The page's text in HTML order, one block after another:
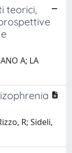
teorici,
A; LA
R; Sideli,